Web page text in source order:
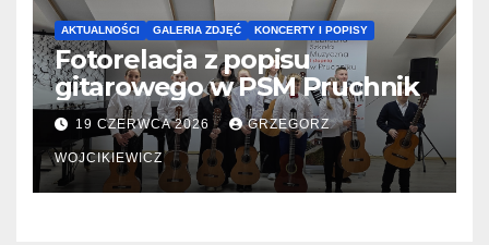
AKTUALNOŚCI GALERIA ZDJĘĆ KONCERTY I POPISY
Fotorelacja z popisu
gitarowego w PSM Pruchnik
19 CZERWCA 2026 GRZEGORZ
WOJCIKIEWICZ